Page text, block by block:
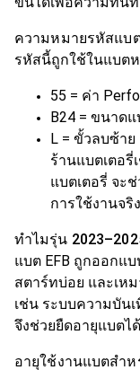
ความหมายรหัสแบ
รหัสนี้ถูกใช้ในแบต
55 = ค่า
B24 = ขนาด
L = ขั้วลบซ้าย
ร้านแบตเตอรี่
แบตเตอรี่ จะ
การใช้งานจริ
ทำไมรุ่น
แบต EFB ถูกออกแ
สตาร์ทบ่อย และเ
เช่น ระบบความบันเ
จึงช่วยยืดอายุแบตไ
อายุใช้งานแบตสำ